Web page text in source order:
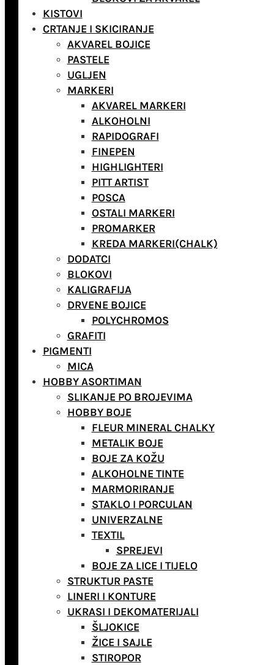
KISTOVI
CRTANJE I SKICIRANJE
AKVAREL BOJICE
PASTELE
UGLJEN
MARKERI
AKVAREL MARKERI
ALKOHOLNI
RAPIDOGRAFI
FINEPEN
HIGHLIGHTERI
PITT ARTIST
POSCA
OSTALI MARKERI
PROMARKER
KREDA MARKERI(CHALK)
DODATCI
BLOKOVI
KALIGRAFIJA
DRVENE BOJICE
POLYCHROMOS
GRAFITI
PIGMENTI
MICA
HOBBY ASORTIMAN
SLIKANJE PO BROJEVIMA
HOBBY BOJE
FLEUR MINERAL CHALKY
METALIK BOJE
BOJE ZA KOŽU
ALKOHOLNE TINTE
MARMORIRANJE
STAKLO I PORCULAN
UNIVERZALNE
TEXTIL
SPREJEVI
BOJE ZA LICE I TIJELO
STRUKTUR PASTE
LINERI I KONTURE
UKRASI I DEKOMATERIJALI
ŠLJOKICE
ŽICE I SAJLE
STIROPOR